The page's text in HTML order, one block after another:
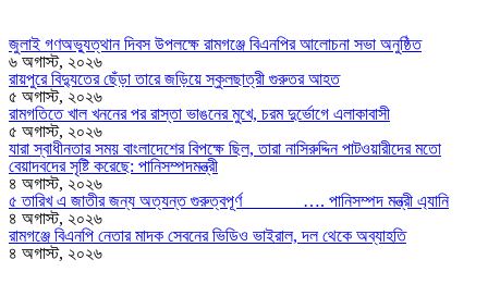
জুলাই গণঅভ্যুত্থান দিবস উপলক্ষে রামগঞ্জে বিএনপির আলোচনা সভা অনুষ্ঠিত
৬ অগাস্ট, ২০২৬
রায়পুরে বিদ্যুতের ছেঁড়া তারে জড়িয়ে স্কুলছাত্রী গুরুতর আহত
৫ অগাস্ট, ২০২৬
রামগতিতে খাল খননের পর রাস্তা ভাঙনের মুখে, চরম দুর্ভোগে এলাকাবাসী
৫ অগাস্ট, ২০২৬
যারা স্বাধীনতার সময় বাংলাদেশের বিপক্ষে ছিল, তারা নাসিরুদ্দিন পাটওয়ারীদের মতো
বেয়াদবদের সৃষ্টি করেছে: পানিসম্পদমন্ত্রী
৪ অগাস্ট, ২০২৬
৫ তারিখ এ জাতীর জন্য অত্যন্ত গুরুত্বপূর্ণ …. পানিসম্পদ মন্ত্রী এ্যানি
৪ অগাস্ট, ২০২৬
রামগঞ্জে বিএনপি নেতার মাদক সেবনের ভিডিও ভাইরাল, দল থেকে অব্যাহতি
৪ অগাস্ট, ২০২৬